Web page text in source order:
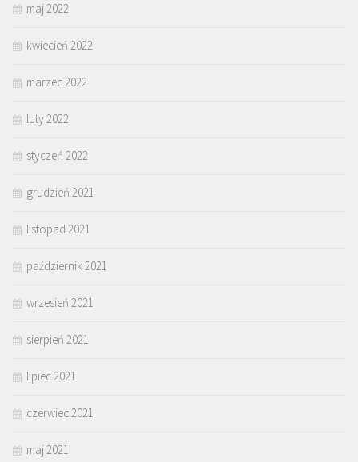
maj 2022
kwiecień 2022
marzec 2022
luty 2022
styczeń 2022
grudzień 2021
listopad 2021
październik 2021
wrzesień 2021
sierpień 2021
lipiec 2021
czerwiec 2021
maj 2021